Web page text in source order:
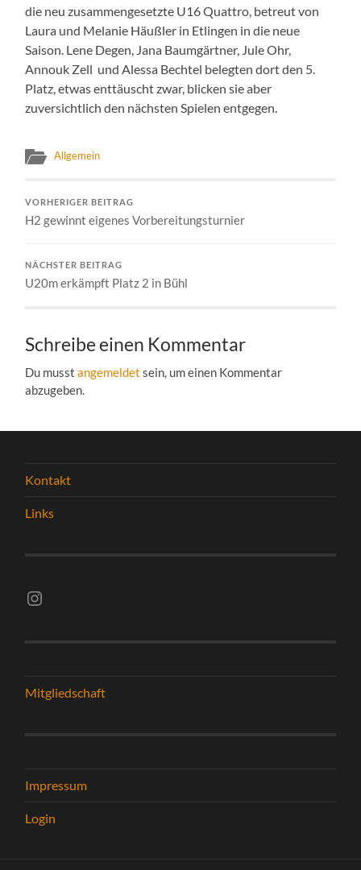
die neu zusammengesetzte U16 Quattro, betreut von
Laura und Melanie Häußler in Etlingen in die neue
Saison. Lene Degen, Jana Baumgärtner, Jule Ohr,
Annouk Zell und Alessa Bechtel belegten dort den 5.
Platz, etwas enttäuscht zwar, blicken sie aber
zuversichtlich den nächsten Spielen entgegen.
Allgemein
VORHERIGER BEITRAG
H2 gewinnt eigenes Vorbereitungsturnier
NÄCHSTER BEITRAG
U20m erkämpft Platz 2 in Bühl
Schreibe einen Kommentar
Du musstangemeldet sein, um einen Kommentar
abzugeben.
Kontakt
Links
Instagram vsghelmstadt.volleyball
Mitgliedschaft
Impressum
Login